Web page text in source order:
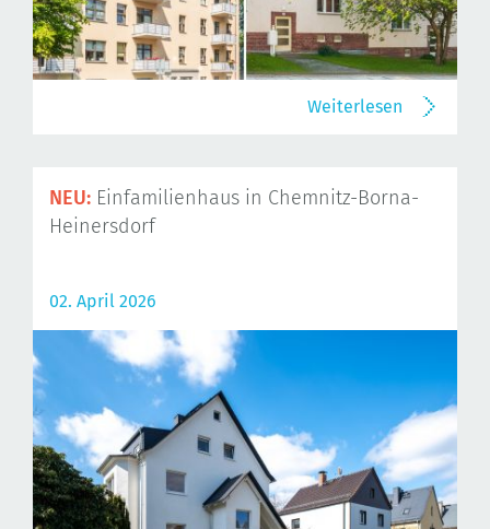
Weiterlesen
NEU: Einfamilienhaus in Chemnitz-Borna-
Heinersdorf
02. April 2026